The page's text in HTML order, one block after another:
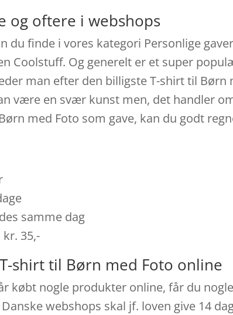
og oftere i webshops
du finde i vores kategori Personlige
Coolstuff. Og generelt er et super
man efter den billigste T-shirt til
være en svær kunst men, det handler
med Foto som gave, kan du godt
samme dag
35,-
shirt til Børn med Foto online
købt nogle produkter online, får du
webshops skal jf. loven give 14